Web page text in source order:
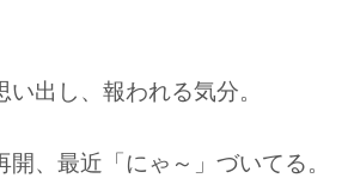
出し、報われる気分。
、最近「にゃ～」づいてる。